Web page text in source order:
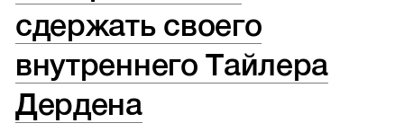
сдержать своего
внутреннего Тайлера
Дердена